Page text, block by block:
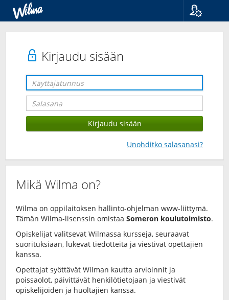
Kirjaudu sisään
Unohditko salasanasi?
Mikä Wilma on?
Wilma on oppilaitoksen hallinto-ohjelman www-liittymä.
Tämän Wilma-lisenssin omistaa Someron koulutoimisto.
Opiskelijat valitsevat Wilmassa kursseja, seuraavat
suorituksiaan, lukevat tiedotteita ja viestivät opettajien
kanssa.
Opettajat syöttävät Wilman kautta arvioinnit ja
poissaolot, päivittävät henkilötietojaan ja viestivät
opiskelijoiden ja huoltajien kanssa.